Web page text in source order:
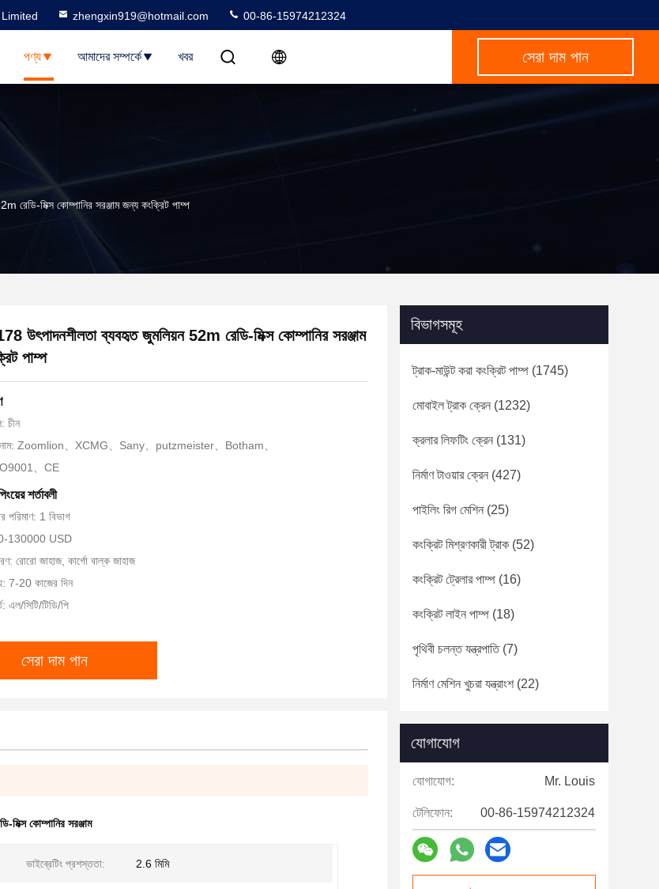
zhengxin919@hotmail.com 00-86-15974212324
পণ্য আমাদের সম্পর্কে খবর সেরা দাম পান
মিক্স কোম্পানির সরঞ্জাম জন্য কংক্রিট পাম্প
উৎপাদনশীলতা ব্যবহৃত জুমলিয়ন 52m রেডি-মিক্স কোম্পানির সরঞ্জাম
পাম্প
চীন
নাম: Zoomlion、XCMG、Sany、putzmeister、Botham、
、CE
শর্তাবলী
পরিমাণ: 1 বিভাগ
130000 USD
রোরো জাহাজ, কার্গো বাল্ক জাহাজ
7-20 কাজের দিন
এল/সিটি/টিডি/পি
সেরা দাম পান
মিক্স কোম্পানির সরঞ্জাম
ভাইব্রেটিং প্রশস্ততা: 2.6 মিমি
বিভাগসমূহ
ট্রাক-মাউন্ট করা কংক্রিট পাম্প (1745)
মোবাইল ট্রাক ক্রেন (1232)
ক্রলার লিফটিং ক্রেন (131)
নির্মাণ টাওয়ার ক্রেন (427)
পাইলিং রিগ মেশিন (25)
কংক্রিট মিশ্রণকারী ট্রাক (52)
কংক্রিট ট্রেলার পাম্প (16)
কংক্রিট লাইন পাম্প (18)
পৃথিবী চলন্ত যন্ত্রপাতি(7)
নির্মাণ মেশিন খুচরা যন্ত্রাংশ(22)
যোগাযোগ
যোগাযোগ: Mr. Louis
টেলিফোন: 00-86-15974212324